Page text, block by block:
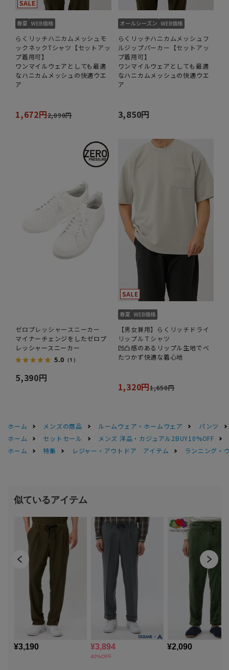
らくリッチハニカムメッシュモ
ックネックTシャツ【セットアッ
プ着用可】
ワンマイルウェアとしても最適
なハニカムメッシュの快適ウエ
ア
1,672円2,090円
らくリッチハニカムメッシュフ
ルジップパーカー【セットアッ
プ着用可】
ワンマイルウェアとしても最適
なハニカムメッシュの快適ウエ
ア
3,850円
ゼロプレッシャースニーカー
マイナーチェンジをしたゼロプ
レッシャースニーカー
5.0 （1）
5,390円
【男女兼用】らくリッチドライ
リップルＴシャツ
凹凸感のあるリップル生地でべ
たつかず快適な着心地
1,320円1,650円
ホーム メンズの商品 ルームウェア・ホームウェア
パンツ
ホーム
セットセール
メンズ 洋品・カジュアル2BUY10%OFF
ホーム
特集 レジャー・アウトドア アイテム ランニング・